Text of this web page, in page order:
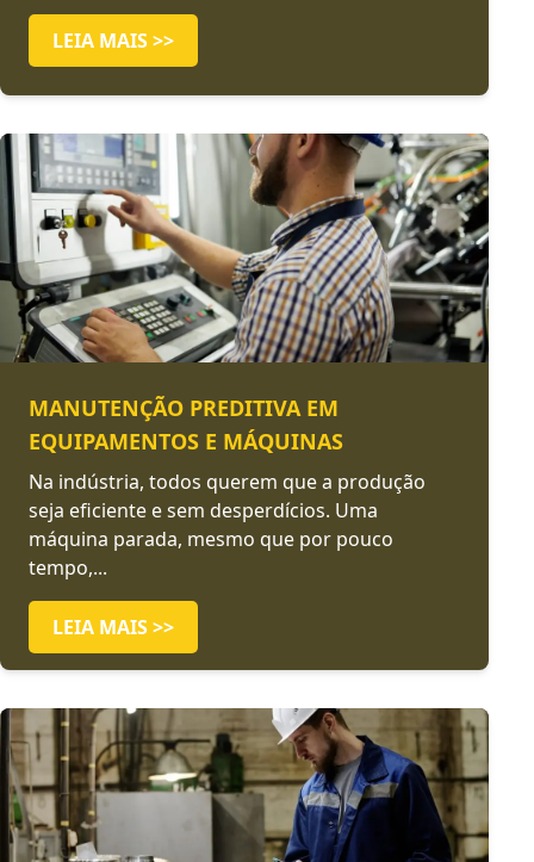
LEIA MAIS >>
MANUTENÇÃO PREDITIVA EM
EQUIPAMENTOS E MÁQUINAS
Na indústria, todos querem que a produção
seja eficiente e sem desperdícios. Uma
máquina parada, mesmo que por pouco
tempo,...
LEIA MAIS >>